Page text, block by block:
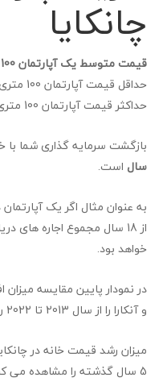
چانکایا
قیمت متوسط یک آپارتمان 100 متری: 440 هزار لیر
حداقل قیمت آپارتمان 100 متری: 330 هزار لیر
حداکثر قیمت آپارتمان 100 متری: 550 هزار لیر
بازگشت سرمایه گذاری شما با
سال است.
به عنوان مثال اگر یک
از 18 سال مجموع اجاره های
خواهد بود.
در نمودار پایین مقایسه
و آنکارا را از سال 2013 تا 2022 را مشاهده می کنید.
5 سال گذشته را مشاهده می کنید.